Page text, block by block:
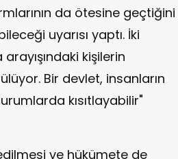
da ötesine geçtiğini
uyarısı yaptı. İki
kişilerin
Bir devlet, insanların
kısıtlayabilir"
ve hükümete de